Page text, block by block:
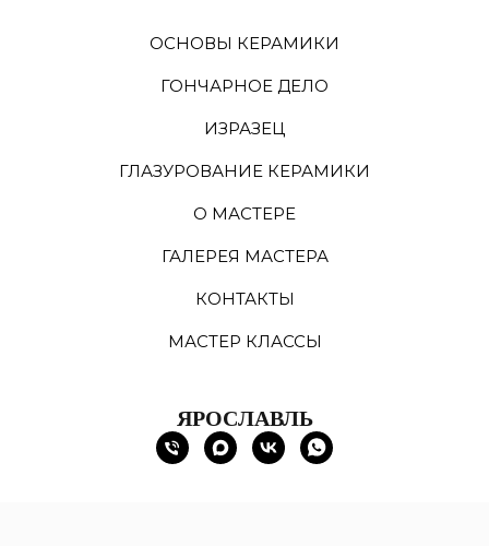
ОСНОВЫ КЕРАМИКИ
ГОНЧАРНОЕ ДЕЛО
ИЗРАЗЕЦ
ГЛАЗУРОВАНИЕ КЕРАМИКИ
О МАСТЕРЕ
ГАЛЕРЕЯ МАСТЕРА
КОНТАКТЫ
МАСТЕР КЛАССЫ
ЯРОСЛАВЛЬ